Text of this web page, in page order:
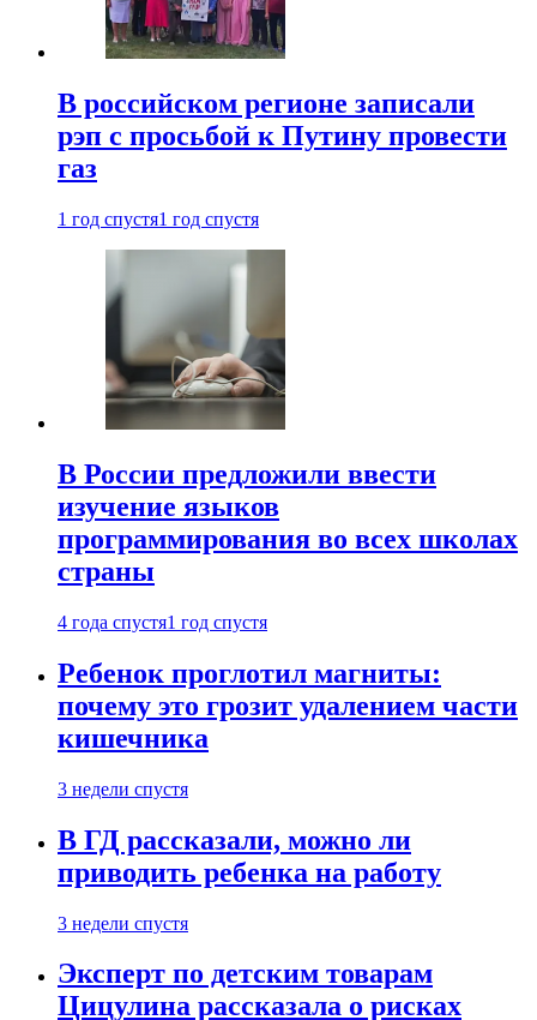
В российском регионе записали
рэп с просьбой к Путину провести
газ
1 год спустя1 год спустя
В России предложили ввести
изучение языков
программирования во всех школах
страны
4 года спустя1 год спустя
Ребенок проглотил магниты:
почему это грозит удалением части
кишечника
3 недели спустя
В ГД рассказали, можно ли
приводить ребенка на работу
3 недели спустя
Эксперт по детским товарам
Цицулина рассказала о рисках